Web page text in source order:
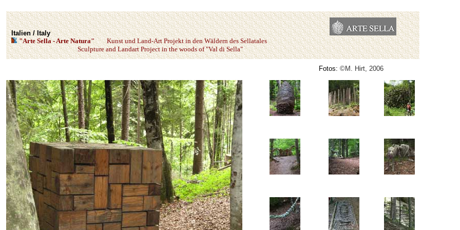
Italien / Italy
"Arte Sella - Arte Natura"Kunst und Land-Art Projektin den Wäldern des Sellatales
Sculpture and Landart Project in the woods of "Val di Sella"
Fotos: ©M. Hirt, 2006